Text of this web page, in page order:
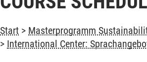
Start > Masterprogramm
> International Center: